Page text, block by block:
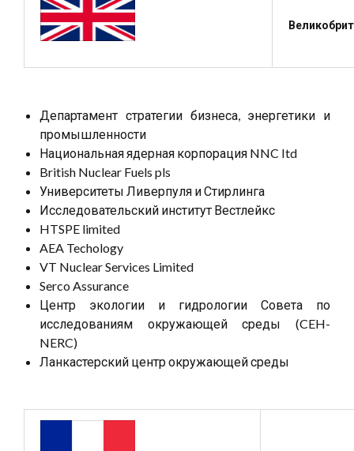
Департамент стратегии бизнеса, энергетики и
промышленности
Национальная ядерная корпорация NNC Itd
British Nuclear Fuels pls
Университеты Ливерпуля и Стирлинга
Исследовательский институт Вестлейкс
HTSPE limited
AEA Techology
VT Nuclear Services Limited
Serco Assurance
Центр экологии и гидрологии Совета по
исследованиям окружающей среды (CEH-
NERC)
Ланкастерский центр окружающей среды